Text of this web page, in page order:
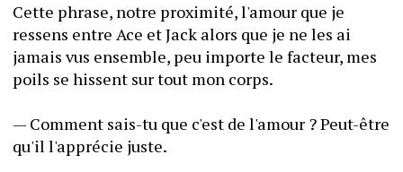
Cette phrase, notre proximité, l'amour que je
ressens entre Ace et Jack alors que je ne les ai
jamais vus ensemble, peu importe le facteur, mes
poils se hissent sur tout mon corps.
— Comment sais-tu que c'est de l'amour ? Peut-être